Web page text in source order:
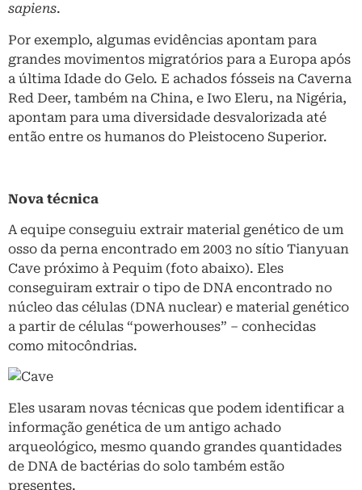
sapiens.
Por exemplo, algumas evidências apontam para
grandes movimentos migratórios para a Europa após
a última Idade do Gelo. E achados fósseis na Caverna
Red Deer, também na China, e Iwo Eleru, na Nigéria,
apontam para uma diversidade desvalorizada até
então entre os humanos do Pleistoceno Superior.
Nova técnica
A equipe conseguiu extrair material genético de um
osso da perna encontrado em 2003 no sítio Tianyuan
Cave próximo à Pequim (foto abaixo). Eles
conseguiram extrair o tipo de DNA encontrado no
núcleo das células (DNA nuclear) e material genético
a partir de células “powerhouses” – conhecidas
como mitocôndrias.
Eles usaram novas técnicas que podem identificar a
informação genética de um antigo achado
arqueológico, mesmo quando grandes quantidades
de DNA de bactérias do solo também estão
presentes.